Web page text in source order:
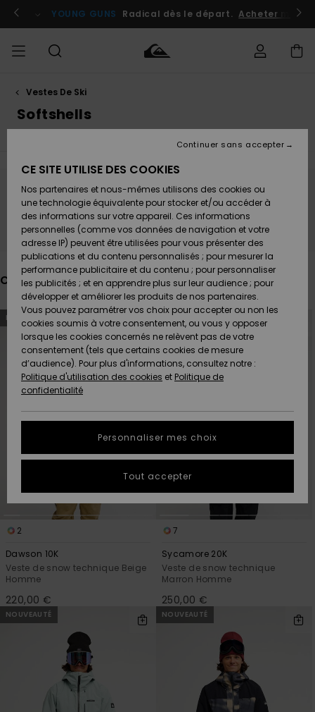
de
grille
des
produits
Se connecter / s'inscrire
YOUNG GUNS Radical dès le départ. Acheter
HOMME
Chaussures
& Tongs
Surf
Snow
Nouveautés
A
Découvrir
Chaussures
& Tongs
Surf
Snow
Nouveautés
A
Découvrir
FEMME
A
Découvrir
Snow
SURF
Surf
Shop
Enfant
Highlights
Communauté
SNOW
Snow
Shop
Enfant
Snow
Shop
Femme
A
Découvrir
Communauté
OUTLET
Enfant
Outlet
Femme
AIDE &
CONTACT
Retours
Paiement
Carte
Cadeau
Quiksilver
Freedom
Protection
des
tailles
à votre
conversation
questions
MAGASINS
QUIKSILVER
Vestes De Ski
Softshells
Ne partez pas trop loin, nos produits seront
bientôt de retour
Ces produits pourraient vous plaire
Passer
aux
critères
filtrage
recherche
Aller
trier
NOUVEAUTÉ
2
Dawson 10K
Veste de snow technique Beige
Homme
220,00 €
NOUVEAUTÉ
7
Sycamore 20K
Veste de snow technique
Marron Homme
250,00 €
NOUVEAUTÉ NOUVEAUTÉ
CE SITE UTILISE DES COOKIES
Nos partenaires et nous-mêmes utilisons des cookies ou
une technologie équivalente pour stocker et/ou accéder à
des informations sur votre appareil. Ces informations
personnelles (comme vos données de navigation et votre
adresse IP) peuvent être utilisées pour vous présenter des
publications et du contenu personnalisés ; pour mesurer la
performance publicitaire et du contenu ; pour personnaliser
les publicités ; et en apprendre plus sur leur audience ; pour
développer et améliorer les produits de nos partenaires.
Vous pouvez paramétrer vos choix pour accepter ou non les
cookies soumis à votre consentement, ou vous y opposer
lorsque les cookies concernés ne relèvent pas de votre
consentement (tels que certains cookies de mesure
d’audience). Pour plus d'informations, consultez notre :
Politique d'utilisation des cookies et Politique de
confidentialité
Personnaliser mes choix
Continuer sans accepter
Tout accepter